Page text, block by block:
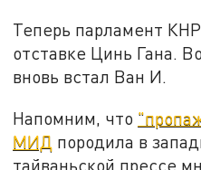
Теперь парламент
отставке Цинь Гана.
вновь встал Ван И.
Напомним, что
МИД породила в
тайваньской прессе